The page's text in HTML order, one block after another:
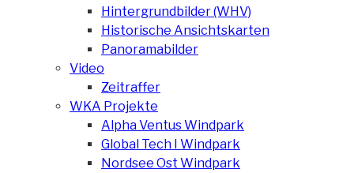
Hintergrundbilder (WHV)
Historische Ansichtskarten
Panoramabilder
Video
Zeitraffer
WKA Projekte
Alpha Ventus Windpark
Global Tech I Windpark
Nordsee Ost Windpark